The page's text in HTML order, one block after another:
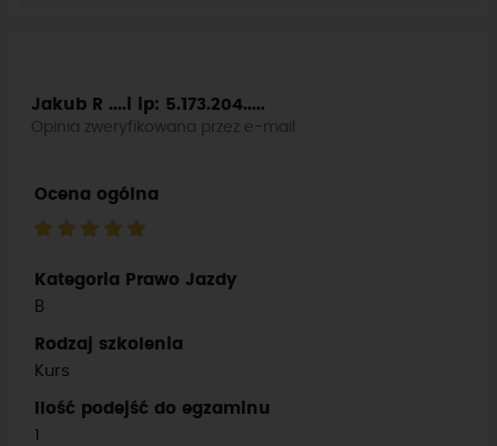
Ocena ogólna
Kategoria Prawo Jazdy
B
Rodzaj szkolenia
Kurs
Ilość podejść do egzaminu
1
Jakub R ....i ip: 5.173.204.....
Opinia zweryfikowana przez e-mail